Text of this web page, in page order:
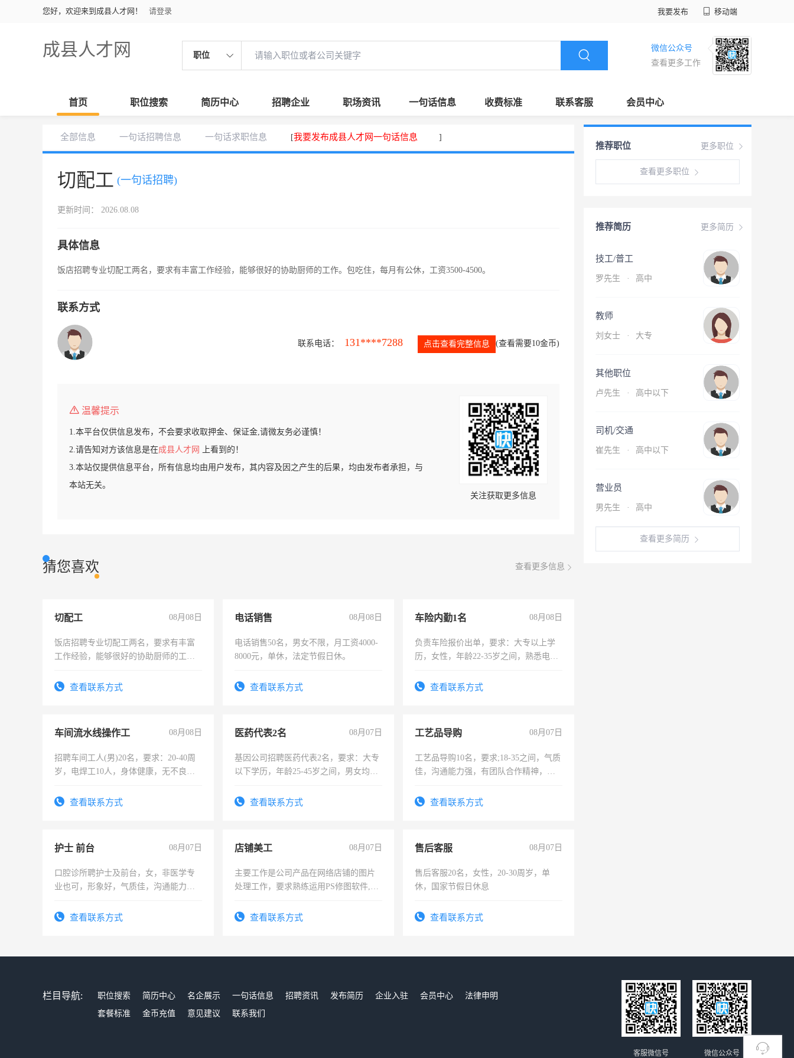
您好，欢迎来到成县人才网！ 请登录 我要发布 移动端
成县人才网 职位
微信公众号
查看更多工作
首页 职位搜索 简历中心 招聘企业 职场资讯 一句话信息 收费标准 联系客服 会员中心
全部信息 一句话招聘信息 一句话求职信息 [我要发布成县人才网一句话信息 ]
切配工 (一句话招聘)
更新时间： 2026.08.08
具体信息
饭店招聘专业切配工两名，要求有丰富工作经验，能够很好的协助厨师的工作。包吃住，每月有公休，工资3500-4500。
联系方式
联系电话： 131****7288 点击查看完整信息 (查看需要10金币)
温馨提示
1.本平台仅供信息发布，不会要求收取押金、保证金,请微友务必谨慎！
2.请告知对方该信息是在成县人才网
上看到的！
3.本站仅提供信息平台，所有信息均由用户发布，其内容及因之产生的后果，均由发布者承担，与
本站无关。
关注获取更多信息
猜您喜欢 查看更多信息
切配工 08月08日
饭店招聘专业切配工两名，要求有丰富
工作经验，能够很好的协助厨师的工
4500。查看联系方式
电话销售 08月08日
电话销售50名，男女不限，月工资4000-
8000元，单休，法定节假日休。
查看联系方式
车险内勤1名 08月08日
负责车险报价出单，要求：大专以上学
历，女性，年龄22-35岁之间，熟悉电脑
试用期1-3个月，转正后交纳五险，
查看联系方式
车间流水线操作工 08月08日
招聘车间工人(男)20名，要求：20-40周
岁，电焊工10人，身体健康，无不良嗜
宿，免费发放劳保用品，两班倒，每月
查看联系方式
医药代表2名 08月07日
基因公司招聘医药代表2名，要求：大专
以下学历，年龄25-45岁之间，男女均
表或者有医学资质的优先，底薪+绩效，
查看联系方式
工艺品导购 08月07日
工艺品导购10名，要求;18-35之间，气质
佳，沟通能力强，有团队合作精神，有
查看联系方式
护士 前台 08月07日
口腔诊所聘护士及前台，女，非医学专
业也可，形象好，气质佳，沟通能力
查看联系方式
店铺美工 08月07日
主要工作是公司产品在网络店铺的图片
处理工作，要求熟练运用PS修图软件,工
查看联系方式
售后客服 08月07日
售后客服20名，女性，20-30周岁，单
休，国家节假日休息
查看联系方式
更多职位
推荐职位
查看更多职位
更多简历
推荐简历
技工/普工
罗先生 · 高中
教师
刘女士 · 大专
其他职位
卢先生 · 高中以下
司机/交通
崔先生 · 高中以下
营业员
男先生 · 高中
查看更多简历
栏目导航: 职位搜索 简历中心 名企展示 一句话信息 招聘资讯 发布简历 企业入驻 会员中心
法律申明
套餐标准
金币充值 意见建议 联系我们
微信公众号
客服微信号